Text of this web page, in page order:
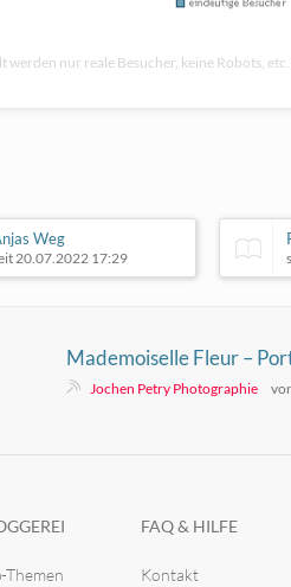
werden nur reale Besucher, keine Robots,
Weg
20.07.2022 17:29
Mademoiselle Fleur –
Jochen Petry Photographie vor
Themen
FAQ & HILFE
Kontakt